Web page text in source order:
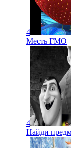
4
Месть ГМО
4
Найди